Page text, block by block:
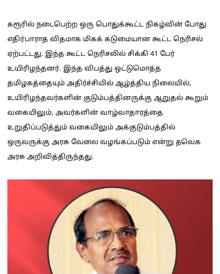
கரூரில் நடைபெற்ற ஒரு பொதுக்கூட்ட நிகழ்வின் போது
எதிர்பாராத விதமாக மிகக் கடுமையான கூட்ட நெரிசல்
ஏற்பட்டது. இந்த கூட்ட நெரிசலில் சிக்கி 41 பேர்
உயிரிழந்தனர். இந்த விபத்து ஒட்டுமொத்த
தமிழகத்தையும் அதிர்ச்சியில் ஆழ்த்திய நிலையில்,
உயிரிழந்தவர்களின் குடும்பத்தினருக்கு ஆறுதல் கூறும்
வகையிலும், அவர்களின் வாழ்வாதாரத்தை
உறுதிப்படுத்தும் வகையிலும் அக்குடும்பத்தில்
ஒருவருக்கு அரசு வேலை வழங்கப்படும் என்று தவெக
அரசு அறிவித்திருந்தது.